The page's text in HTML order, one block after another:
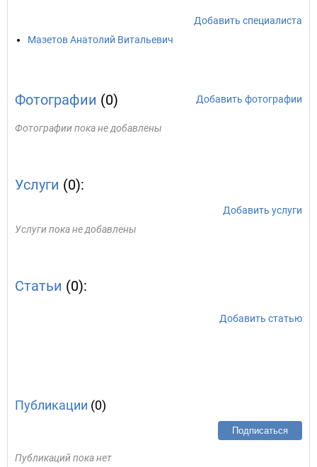
Добавить специалиста
Мазетов Анатолий Витальевич
Фотографии (0) Добавить фотографии
Фотографии пока не добавлены
Услуги (0):
Добавить услуги
Услуги пока не добавлены
Статьи (0):
Добавить статью
Публикации (0)
Подписаться
Публикаций пока нет